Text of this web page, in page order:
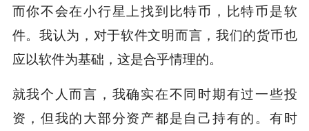
而你不会在小行星上找到比特币，比特币是软
件。我认为，对于软件文明而言，我们的货币也
应以软件为基础，这是合乎情理的。
就我个人而言，我确实在不同时期有过一些投
资，但我的大部分资产都是自己持有的。有时